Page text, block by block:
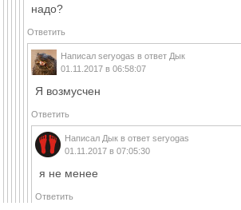
надо?
Ответить
Написал seryogas в ответ Дык
01.11.2017 в 06:58:07
Я возмусчен
Ответить
Написал Дык в ответ seryogas
01.11.2017 в 07:05:30
я не менее
Ответить